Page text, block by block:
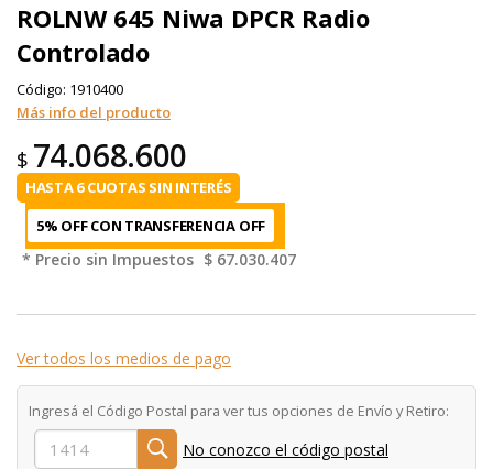
ROLNW 645 Niwa DPCR Radio
Controlado
Código: 1910400
Más info del producto
$ 74.068.600
HASTA 6 CUOTAS SIN INTERÉS
5% OFF CON TRANSFERENCIA
* Precio sin Impuestos $ 67.030.407
Ver todos los medios de pago
Ingresá el Código Postal para ver tus opciones de Envío y Retiro:
No conozco el código postal